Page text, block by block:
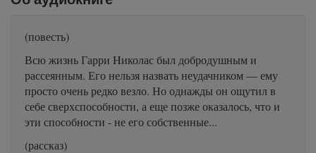
(повесть)
Всю жизнь Гарри Hиколас был добродушным и
рассеянным. Его нельзя назвать неудачником — ему
просто очень редко везло. Но однажды он ощутил в
себе сверхспособности, а еще позже оказалось, что и
эти способности - не его собственные...
(рассказ)